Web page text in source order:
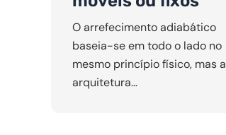
O arrefecimento adiabático
baseia-se em todo o lado no
mesmo princípio físico, mas a
arquitetura…